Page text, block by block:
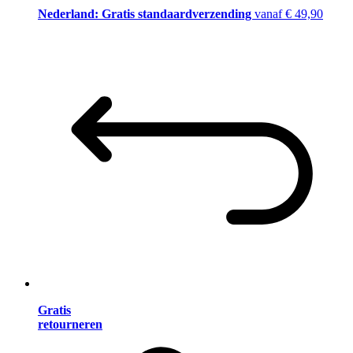
Nederland: Gratis standaardverzending vanaf € 49,90
Gratis
retourneren